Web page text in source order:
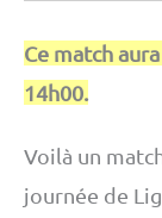
Ce match
14h00.
Voilà un
journée de